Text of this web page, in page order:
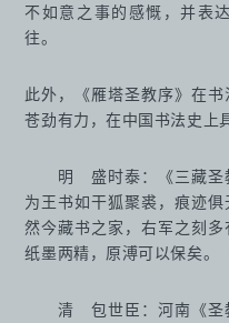
不如意之事的感慨，并表
往。
此外，《雁塔圣教序》在书
苍劲有力，在中国书法史上
明 盛时泰：《三藏圣教
为王书如干狐聚裘，痕迹俱
然今藏书之家，右军之刻多
纸墨两精，原溥可以保矣。
清 包世臣：河南《圣教